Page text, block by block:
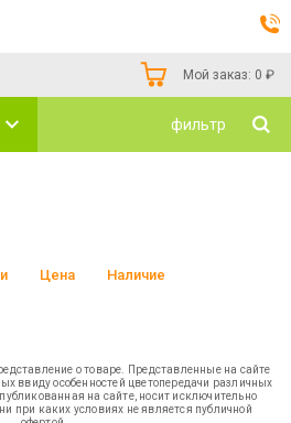
Мой заказ: 0 ₽
фильтр
Цена Наличие
о товаре. Представленные на сайте
ввиду особенностей цветопередачи различных
на сайте, носит исключительно
при каких условиях не является публичной